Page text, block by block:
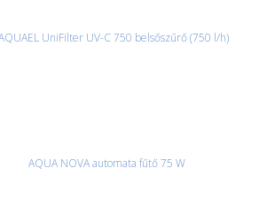
UniFilter UV-C 750 belsőszűrő (750 l/h)
AQUA NOVA automata fűtő 75 W